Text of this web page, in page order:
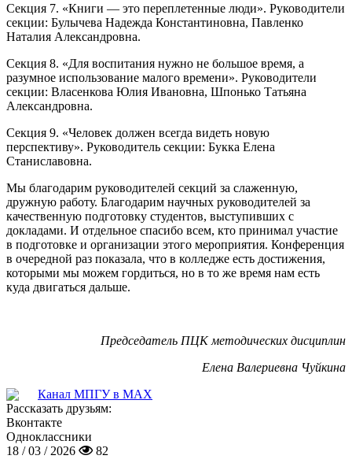
Секция 7. «Книги — это переплетенные люди». Руководители
секции: Булычева Надежда Константиновна, Павленко
Наталия Александровна.
Секция 8. «Для воспитания нужно не большое время, а
разумное использование малого времени». Руководители
секции: Власенкова Юлия Ивановна, Шпонько Татьяна
Александровна.
Секция 9. «Человек должен всегда видеть новую
перспективу». Руководитель секции: Букка Елена
Станиславовна.
Мы благодарим руководителей секций за слаженную,
дружную работу. Благодарим научных руководителей за
качественную подготовку студентов, выступивших с
докладами. И отдельное спасибо всем, кто принимал участие
в подготовке и организации этого мероприятия. Конференция
в очередной раз показала, что в колледже есть достижения,
которыми мы можем гордиться, но в то же время нам есть
куда двигаться дальше.
Председатель ПЦК методических дисциплин
Елена Валериевна Чуйкина
Канал МПГУ в MAX
Рассказать друзьям:
Вконтакте
Одноклассники
18 / 03 / 2026
82